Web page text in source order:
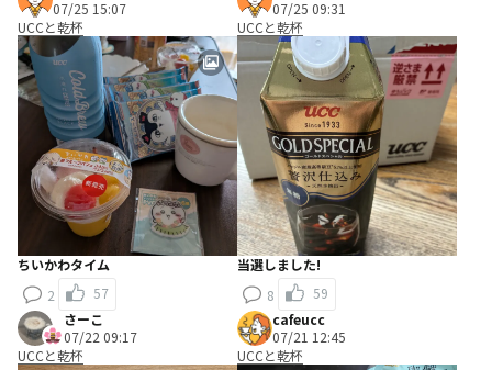
07/25 15:07
UCCと乾杯
ちいかわタイム
2
57
07/25 09:31
UCCと乾杯
当選しました!
8
59
さーこ
07/22 09:17
UCCと乾杯
cafeucc
07/21 12:45
UCCと乾杯